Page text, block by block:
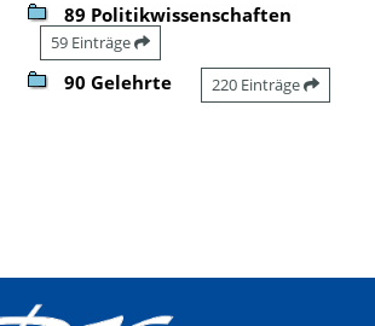
89 Politikwissenschaften
59 Einträge
90 Gelehrte 220 Einträge